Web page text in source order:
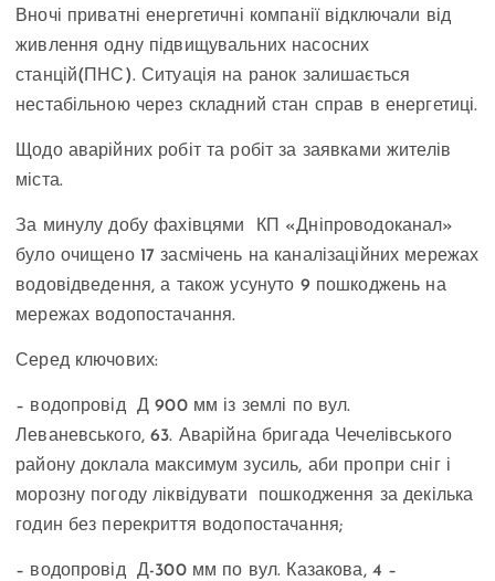
Вночі приватні енергетичні компанії відключали від
живлення одну підвищувальних насосних
станцій(ПНС). Ситуація на ранок залишається
нестабільною через складний стан справ в енергетиці.
Щодо аварійних робіт та робіт за заявками жителів
міста.
За минулу добу фахівцями КП «Дніпроводоканал»
було очищено 17 засмічень на каналізаційних мережах
водовідведення, а також усунуто 9 пошкоджень на
мережах водопостачання.
Серед ключових:
– водопровід Д 900 мм із землі по вул.
Леваневського, 63. Аварійна бригада Чечелівського
району доклала максимум зусиль, аби пропри сніг і
морозну погоду ліквідувати пошкодження за декілька
годин без перекриття водопостачання;
– водопровід Д-300 мм по вул. Казакова, 4 –